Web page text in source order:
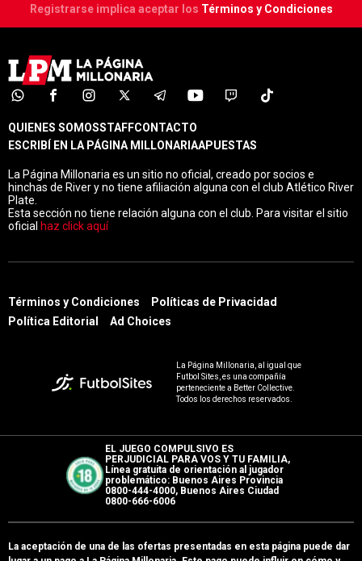
Registrarse implica aceptar los Términos y Condiciones
QUIENES SOMOSSTAFFCONTACTO
ESCRIBÍ EN LA PÁGINA MILLONARIAAPUESTAS
La Página Millonaria es un sitio no oficial, creado por socios e
hinchas de River y no tiene afiliación alguna con el club Atlético River
Plate.
Esta sección no tiene relación alguna con el club. Para visitar el sitio
oficial haz click aquí
Términos y Condiciones
Políticas de Privacidad
Política Editorial
Ad Choices
La Página Millonaria, al igual que
Futbol Sites, es una compañía
perteneciente a Better Collective.
Todos los derechos reservados.
EL JUEGO COMPULSIVO ES
PERJUDICIAL PARA VOS Y TU FAMILIA,
Línea gratuita de orientación al jugador
problemático: Buenos Aires Provincia
0800-444-4000, Buenos Aires Ciudad
0800-666-6006
La aceptación de una de las ofertas presentadas en esta página puede dar